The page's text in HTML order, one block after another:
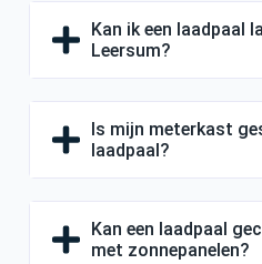
Kan ik een laadpaal
Leersum?
Is mijn meterkast
laadpaal?
Kan een laadpaal
met zonnepanelen?